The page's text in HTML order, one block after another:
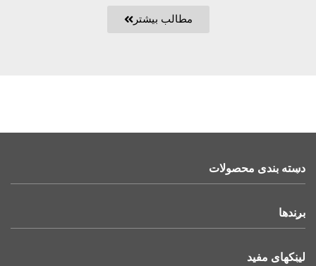
مطالب بیشتر
دسته بندی محصولات
برندها
لینکهای مفید